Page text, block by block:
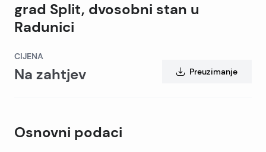
grad Split, dvosobni stan u
Radunici
CIJENA
Na zahtjev Preuzimanje
Osnovni podaci